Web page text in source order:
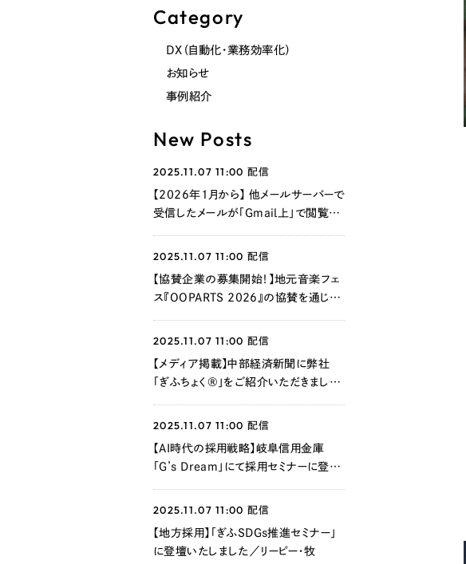
Category
DX（自動化・業務効率化）
お知らせ
事例紹介
New Posts
2025.11.07 11:00 配信
【2026年1月から】 他メールサーバーで
受信したメールが「Gmail上」で閲覧で
2025.11.07 11:00 配信
【協賛企業の募集開始！】地元音楽フェ
ス『OOPARTS 2026』の協賛を通じ
2025.11.07 11:00 配信
【メディア掲載】中部経済新聞に弊社
「ぎふちょく®」をご紹介いただきました
2025.11.07 11:00 配信
【AI時代の採用戦略】岐阜信用金庫
「G’s Dream」にて採用セミナーに登壇
2025.11.07 11:00 配信
【地方採用】「ぎふSDGs推進セミナー」
に登壇いたしました／リーピー・牧